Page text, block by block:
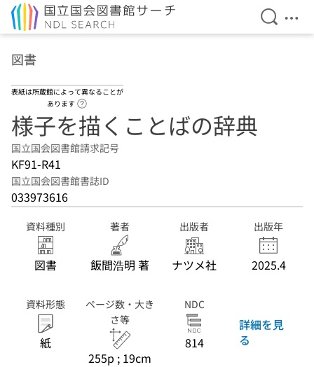
検索を
メ
図書
表紙は所蔵館によって異なることが
あります
様子を描くことばの辞典
国立国会図書館請求記号
KF91-R41
国立国会図書館書誌ID
033973616
資料種別
図書
著者
飯間浩明 著
出版者
ナツメ社
出版年
2025.4
資料形態
紙
ページ数・大き
さ等
255p ; 19cm
NDC
814
詳細を見
る